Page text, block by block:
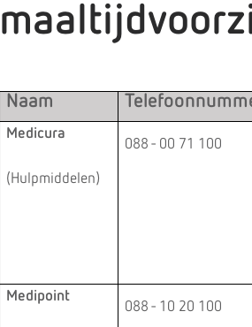
Naam
Medicura
(Hulpmiddelen)
088 - 00 71 100
Medipoint
088 - 10 20 100